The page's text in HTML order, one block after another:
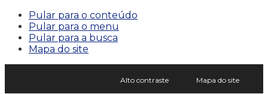
Pular para o conteúdo
Pular para o menu
Pular para a busca
Mapa do site
Alto contraste Mapa do site